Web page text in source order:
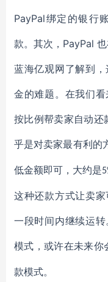
PayPal绑定的银行
款。 其次， PayPal
蓝海亿观网了解到
金的难题。在我们看
按比例帮卖家自动还
乎是对卖家最有利的
低金额即可，大约是
这种还款方式让卖家
一段时间内继续运转
模式，或许在未来你
款模式。